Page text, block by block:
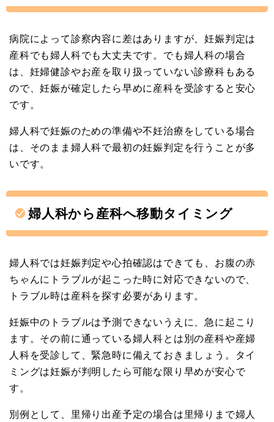
病院によって診察内容に差はありますが、妊娠判定は
産科でも婦人科でも大丈夫です。でも婦人科の場合
は、妊婦健診やお産を取り扱っていない診療科もある
ので、妊娠が確定したら早めに産科を受診すると安心
です。
婦人科で妊娠のための準備や不妊治療をしている場合
は、そのまま婦人科で最初の妊娠判定を行うことが多
いです。
婦人科から産科へ移動タイミング
婦人科では妊娠判定や心拍確認はできても、お腹の赤
ちゃんにトラブルが起こった時に対応できないので、
トラブル時は産科を探す必要があります。
妊娠中のトラブルは予測できないうえに、急に起こり
ます。その前に通っている婦人科とは別の産科や産婦
人科を受診して、緊急時に備えておきましょう。タイ
ミングは妊娠が判明したら可能な限り早めが安心で
す。
別例として、里帰り出産予定の場合は里帰りまで婦人